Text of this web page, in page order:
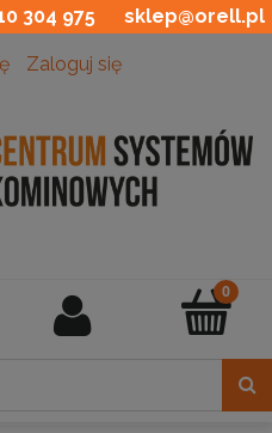
304 975 sklep@orell.pl
Zaloguj się